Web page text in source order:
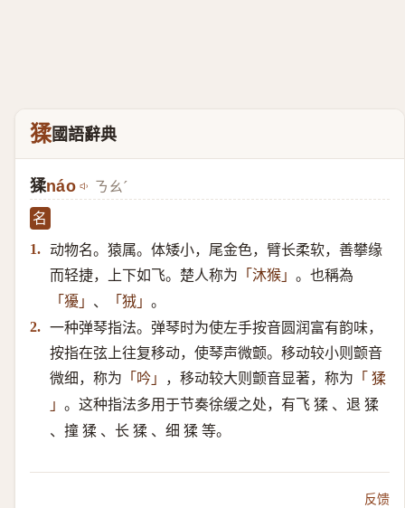
猱國語辭典
猱náo ㄋㄠˊ
名
1. 动物名。猿属。体矮小，尾金色，臂长柔软，善攀缘
而轻捷，上下如飞。楚人称为 「沐猴」 。也稱為
「獶」 、 「狨」 。
2. 一种弹琴指法。弹琴时为使左手按音圆润富有韵味，
按指在弦上往复移动，使琴声微颤。移动较小则颤音
微细，称为 「吟」 ，移动较大则颤音显著，称为 「 猱
」 。这种指法多用于节奏徐缓之处，有飞 猱 、退 猱
、撞 猱 、长 猱 、细 猱 等。
反馈